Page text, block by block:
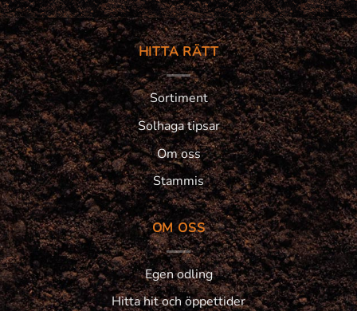
HITTA RÄTT
Sortiment
Solhaga tipsar
Om oss
Stammis
OM OSS
Egen odling
Hitta hit och öppettider